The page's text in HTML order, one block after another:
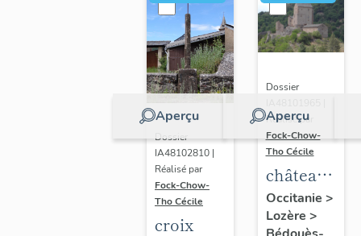
Aperçu
Dossier
IA48102810 |
Réalisé par
Fock-Chow-
Tho Cécile
croix
Aperçu
Dossier
Réalisé par
Fock-Chow-
Tho Cécile
château
du Miral
Occitanie >
Lozère >